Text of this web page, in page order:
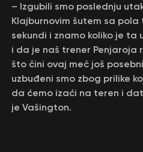
– Izgubili smo poslednju
Klajburnovim šutem sa
sekundi i znamo koliko je
i da je naš trener Penjaroja
što čini ovaj meč još
uzbuđeni smo zbog prilike
da ćemo izaći na teren i
je Vašington.